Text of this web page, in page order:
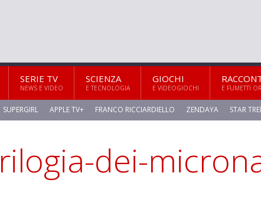
SERIE TV
NEWS E VIDEO
SCIENZA
E TECNOLOGIA
GIOCHI
E VIDEOGIOCHI E FUMETTI
SUPERGIRL APPLE TV+ FRANCO RICCIARDIELLO ZENDAYA STAR
dei-